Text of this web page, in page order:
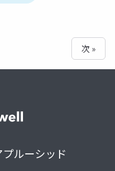
次 »
ルーシッド